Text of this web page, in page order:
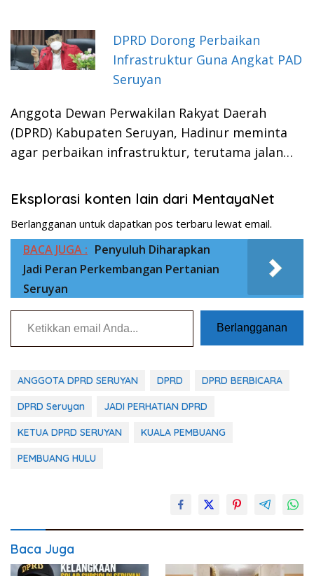
DPRD Dorong Perbaikan
Infrastruktur Guna Angkat PAD
Seruyan
Anggota Dewan Perwakilan Rakyat Daerah
(DPRD) Kabupaten Seruyan, Hadinur meminta
agar perbaikan infrastruktur, terutama jalan…
Eksplorasi konten lain dari MentayaNet
Berlangganan untuk dapatkan pos terbaru lewat email.
BACA JUGA : Penyuluh Diharapkan
Jadi Peran Perkembangan Pertanian
Seruyan
Ketikkan email Anda...
Berlangganan
ANGGOTA DPRD SERUYAN DPRD DPRD BERBICARA
DPRD Seruyan JADI PERHATIAN DPRD
KETUA DPRD SERUYAN KUALA PEMBUANG
PEMBUANG HULU
Baca Juga